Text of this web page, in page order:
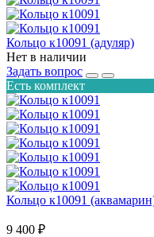
Кольцо к10091 (адуляр)
Нет в наличии
Задать вопрос
Есть комплект
Кольцо к10091
9 400 ₽